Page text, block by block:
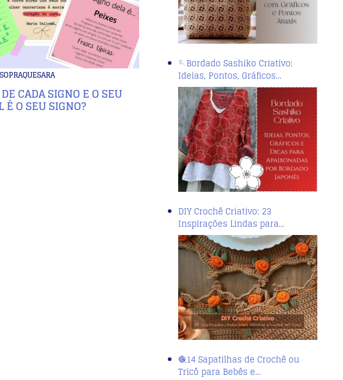
CADA SIGNO E O SEU
É O SEU SIGNO?
🪡Bordado Sashiko Criativo:
Ideias, Pontos, Gráficos…
DIY Crochê Criativo: 23
Inspirações Lindas para…
🧶14 Sapatilhas de Crochê ou
Tricô para Bebês e…